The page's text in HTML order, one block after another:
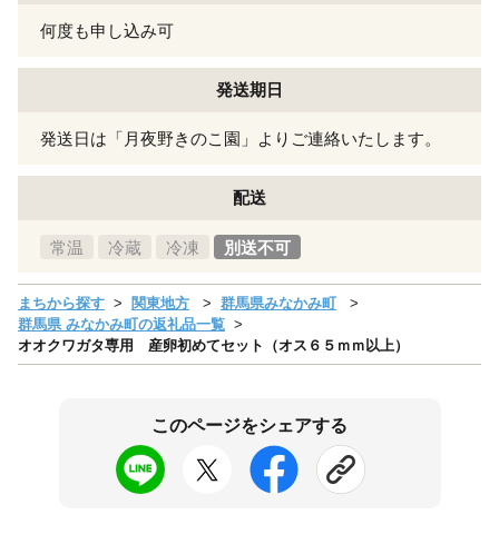
何度も申し込み可
発送期日
発送日は「月夜野きのこ園」よりご連絡いたします。
配送
常温 冷蔵 冷凍 別送不可
まちから探す 関東地方
群馬県みなかみ町
群馬県 みなかみ町の返礼品一覧
オオクワガタ専用 産卵初めてセット（オス６５ｍｍ以上）
このページをシェアする